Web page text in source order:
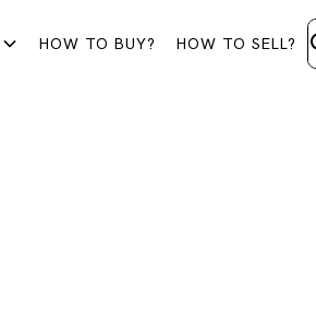
HOW TO BUY? HOW TO SELL?